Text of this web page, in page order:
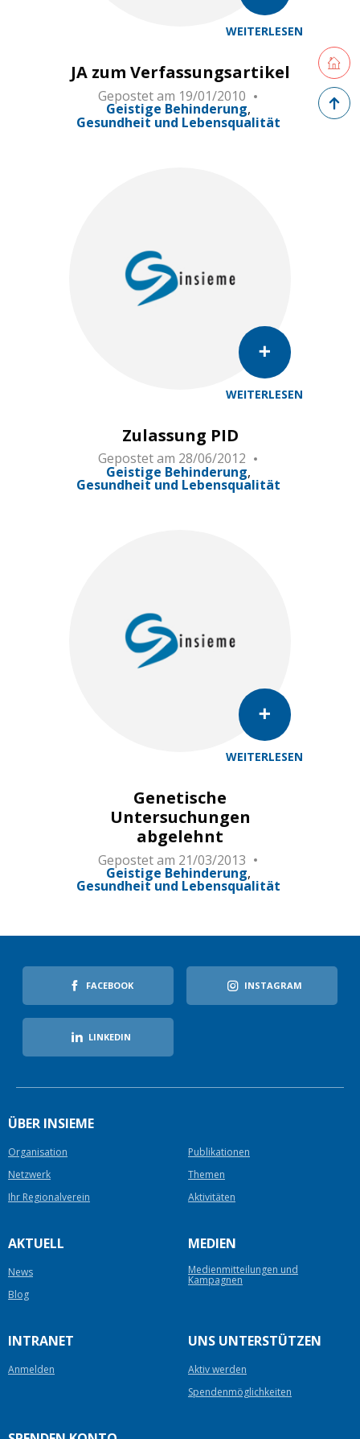
WEITERLESEN
JA zum Verfassungsartikel
Gepostet am 19/01/2010
Geistige Behinderung
Gesundheit und Lebensqualität
WEITERLESEN
Zulassung PID
Gepostet am 28/06/2012
Geistige Behinderung
Gesundheit und Lebensqualität
WEITERLESEN
Genetische
Untersuchungen
abgelehnt
Gepostet am 21/03/2013
Geistige Behinderung
Gesundheit und Lebensqualität
FACEBOOK INSTAGRAM
LINKEDIN
ÜBER INSIEME
Organisation
Publikationen
Netzwerk
Themen
Ihr Regionalverein
Aktivitäten
AKTUELL
News
Blog
MEDIEN
Medienmitteilungen und
Kampagnen
INTRANET
Anmelden
UNS UNTERSTÜTZEN
Aktiv werden
Spendenmöglichkeiten
Zurück